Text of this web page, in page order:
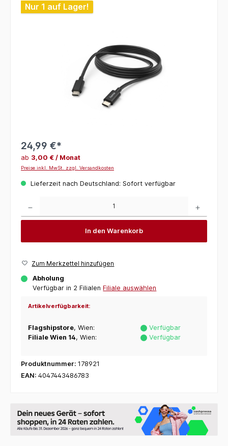
Bildergalerie überspringen
Nur 1 auf Lager!
24,99 €*
ab 3,00 € / Monat
Preise inkl. MwSt. zzgl. Versandkosten
Lieferzeit nach Deutschland: Sofort verfügbar
In den Warenkorb
Zum Merkzettel hinzufügen
Abholung
Verfügbar in 2 Filialen Filiale auswählen
Artikelverfügbarkeit:
Flagshipstore, Wien:
Verfügbar
Filiale Wien 14, Wien: Verfügbar
Produktnummer: 178921
EAN: 4047443486783